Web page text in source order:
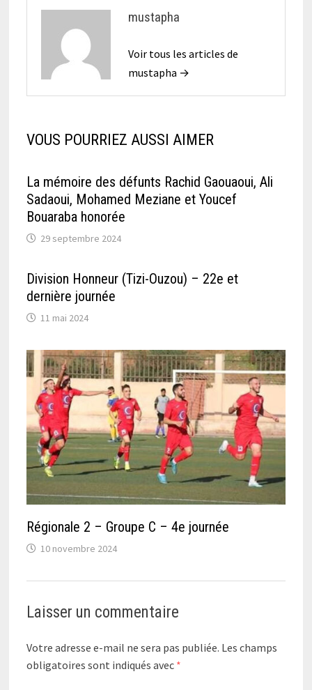
mustapha
Voir tous les articles de
mustapha →
VOUS POURRIEZ AUSSI AIMER
La mémoire des défunts Rachid Gaouaoui, Ali
Sadaoui, Mohamed Meziane et Youcef
Bouaraba honorée
29 septembre 2024
Division Honneur (Tizi-Ouzou) – 22e et
dernière journée
11 mai 2024
Régionale 2 – Groupe C – 4e journée
10 novembre 2024
Laisser un commentaire
Votre adresse e-mail ne sera pas publiée. Les champs
obligatoires sont indiqués avec *